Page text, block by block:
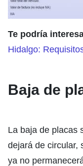
Te podría
Hidalgo:
Baja de
La baja de placas
dejará de circular,
ya no